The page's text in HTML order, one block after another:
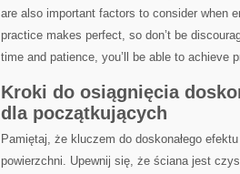
are also important factors to consider​ when
⁣practice makes perfect, so don’t‍ be‍
time and patience, you’ll be able ​to⁤ achieve
Kroki ‌do osiągnięcia
dla początkujących
Pamiętaj, że kluczem⁢ do doskonałego
powierzchni. Upewnij się, że ściana jest